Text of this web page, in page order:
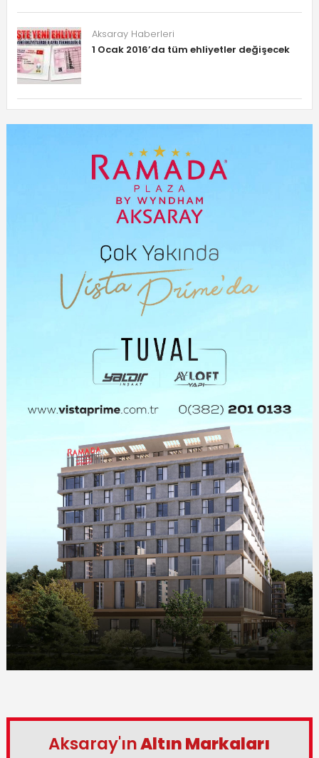
Aksaray Haberleri
1 Ocak 2016’da tüm ehliyetler değişecek
Aksaray'ınAltın Markaları